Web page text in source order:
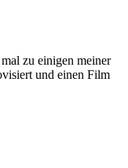
zu einigen meiner
und einen Film